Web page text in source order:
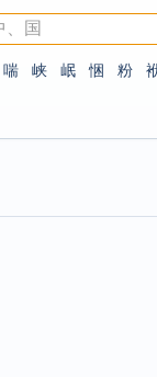
喘 峡 岷 悃 粉